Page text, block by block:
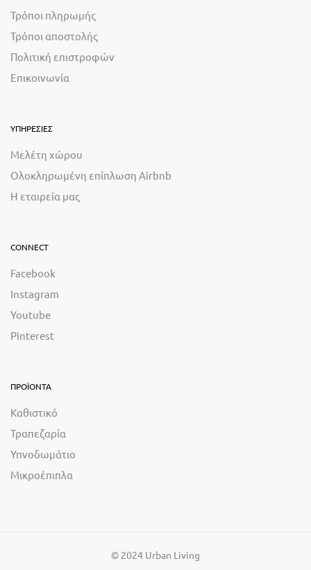
Τρόποι πληρωμής
Τρόποι αποστολής
Πολιτική επιστροφών
Επικοινωνία
ΥΠΗΡΕΣΙΕΣ
Μελέτη χώρου
Ολοκληρωμένη επίπλωση Airbnb
Η εταιρεία μας
CONNECT
Facebook
Instagram
Youtube
Pinterest
ΠΡΟΪΟΝΤΑ
Καθιστικό
Τραπεζαρία
Υπνοδωμάτιο
Μικροέπιπλα
© 2024 Urban Living